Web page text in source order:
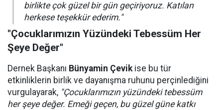
birlikte çok güzel bir gün geçiriyoruz. Katılan
herkese teşekkür ederim."
"Çocuklarımızın Yüzündeki Tebessüm Her
Şeye Değer"
Dernek Başkanı Bünyamin Çevikise bu tür
etkinliklerin birlik ve dayanışma ruhunu perçinlediğini
vurgulayarak, "Çocuklarımızın yüzündeki tebessüm
her şeye değer. Emeği geçen, bu güzel güne katkı